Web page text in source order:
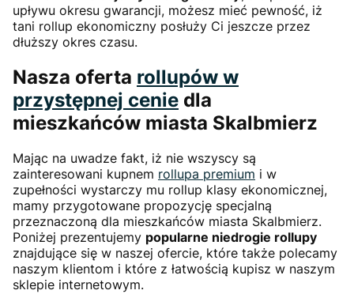
upływu okresu gwarancji, możesz mieć pewność, iż
tani rollup ekonomiczny posłuży Ci jeszcze przez
dłuższy okres czasu.
Nasza oferta rollupów w
przystępnej cenie dla
mieszkańców miasta Skalbmierz
Mając na uwadze fakt, iż nie wszyscy są
zainteresowani kupnem rollupa premium i w
zupełności wystarczy mu rollup klasy ekonomicznej,
mamy przygotowane propozycję specjalną
przeznaczoną dla mieszkańców miasta Skalbmierz.
Poniżej prezentujemy popularne niedrogie rollupy
znajdujące się w naszej ofercie, które także polecamy
naszym klientom i które z łatwością kupisz w naszym
sklepie internetowym.